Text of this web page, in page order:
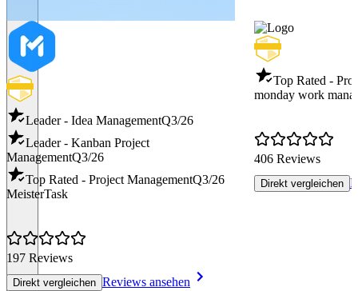
Leader - Idea ManagementQ3/26
Leader - Kanban Project
ManagementQ3/26
Top Rated - Project ManagementQ3/26
MeisterTask
197 Reviews
Direkt vergleichen Reviews ansehen
Top Rated -
monday work
406 Reviews
Direkt vergleichen